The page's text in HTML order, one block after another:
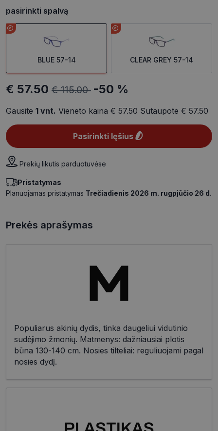
pasirinkti spalvą
BLUE 57-14 CLEAR GREY 57-14
€ 57.50 € 115.00 -50 %
Gausite 1 vnt. Vieneto kaina € 57.50 Sutaupote € 57.50
Pasirinkti lęšius
Prekių likutis parduotuvėse
Pristatymas
Planuojamas pristatymas Trečiadienis 2026 m. rugpjūčio 26 d.
Prekės aprašymas
Populiarus akinių dydis, tinka daugeliui vidutinio
sudėjimo žmonių. Matmenys: dažniausiai plotis
būna 130-140 cm. Nosies tilteliai: reguliuojami pagal
nosies dydį.